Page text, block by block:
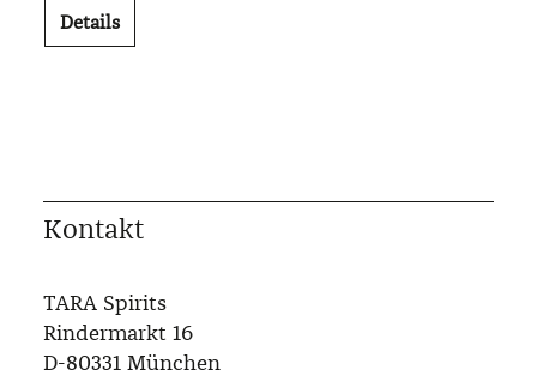
Details
Kontakt
TARA Spirits
Rindermarkt 16
D-80331 München